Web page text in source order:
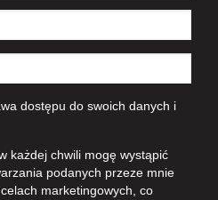
dostępu do swoich danych i
każdej chwili mogę wystąpić
podanych przeze mnie
marketingowych, co